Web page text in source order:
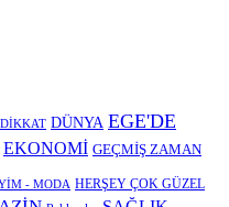
DÜNYA EGE'DE
EKONOMİ GEÇMİŞ ZAMAN
- MODA HERŞEY ÇOK GÜZEL